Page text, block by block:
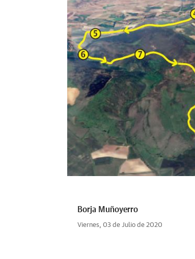
Borja Muñoyerro
Viernes, 03 de Julio de 2020